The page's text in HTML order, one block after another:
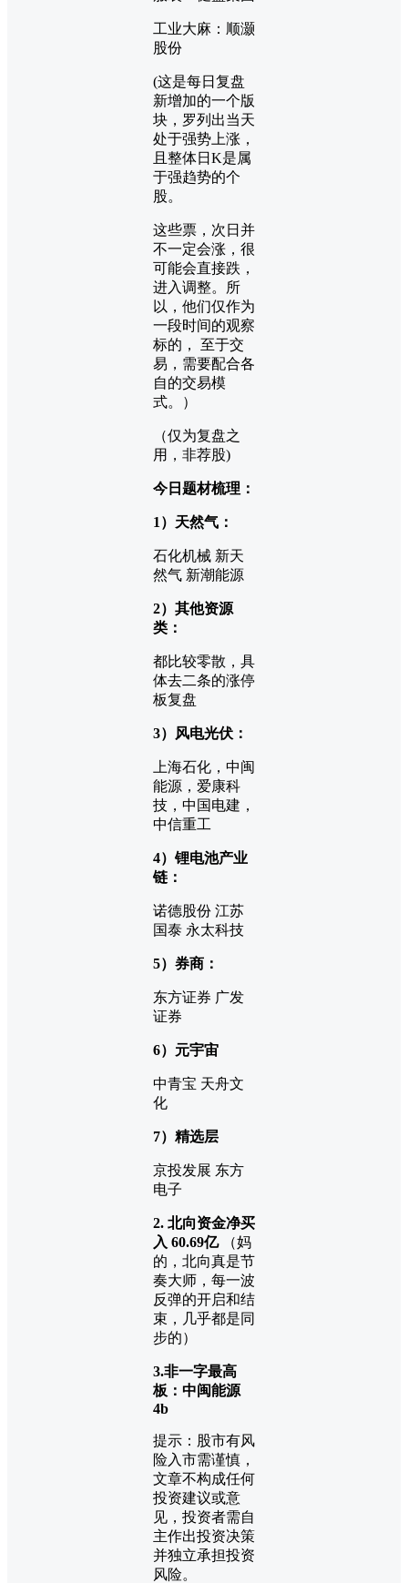
工业大麻：顺灏
股份
(这是每日复盘
新增加的一个版
块，罗列出当天
处于强势上涨，
且整体日K是属
于强趋势的个
股。
这些票，次日并
不一定会涨，很
可能会直接跌，
进入调整。所
以，他们仅作为
一段时间的观察
标的， 至于交
易，需要配合各
自的交易模
式。）
（仅为复盘之
用，非荐股)
今日题材梳理：
1）天然气：
石化机械 新天
然气 新潮能源
2）其他资源
类：
都比较零散，具
体去二条的涨停
板复盘
3）风电光伏：
上海石化，中闽
能源，爱康科
技，中国电建，
中信重工
4）锂电池产业
链：
诺德股份 江苏
国泰 永太科技
5）券商：
东方证券 广发
证券
6）元宇宙
中青宝 天舟文
化
7）精选层
京投发展 东方
电子
2. 北向资金净买
入 60.69亿
（妈
的，北向真是节
奏大师，每一波
反弹的开启和结
束，几乎都是同
步的）
3.非一字最高
板：中闽能源
4b
提示：股市有风
险入市需谨慎，
文章不构成任何
投资建议或意
见，投资者需自
主作出投资决策
并独立承担投资
风险。